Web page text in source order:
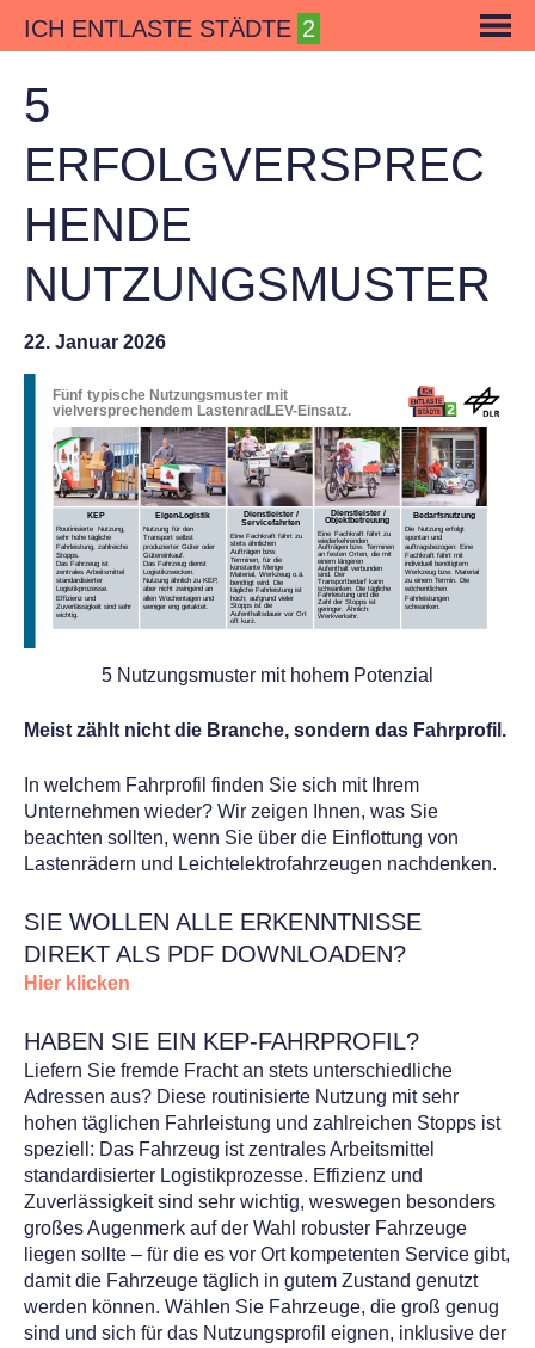
ICH ENTLASTE STÄDTE
5
ERFOLGVERSPREC
HENDE
NUTZUNGSMUSTER
22. Januar 2026
5 Nutzungsmuster mit hohem Potenzial
Meist zählt nicht die Branche, sondern das Fahrprofil.
In welchem Fahrprofil finden Sie sich mit Ihrem
Unternehmen wieder? Wir zeigen Ihnen, was Sie
beachten sollten, wenn Sie über die Einflottung von
Lastenrädern und Leichtelektrofahrzeugen nachdenken.
SIE WOLLEN ALLE ERKENNTNISSE
DIREKT ALS PDF DOWNLOADEN?
Hier klicken
HABEN SIE EIN KEP-FAHRPROFIL?
Liefern Sie fremde Fracht an stets unterschiedliche
Adressen aus? Diese routinisierte Nutzung mit sehr
hohen täglichen Fahrleistung und zahlreichen Stopps ist
speziell: Das Fahrzeug ist zentrales Arbeitsmittel
standardisierter Logistikprozesse. Effizienz und
Zuverlässigkeit sind sehr wichtig, weswegen besonders
großes Augenmerk auf der Wahl robuster Fahrzeuge
liegen sollte – für die es vor Ort kompetenten Service gibt,
damit die Fahrzeuge täglich in gutem Zustand genutzt
werden können. Wählen Sie Fahrzeuge, die groß genug
sind und sich für das Nutzungsprofil eignen, inklusive der